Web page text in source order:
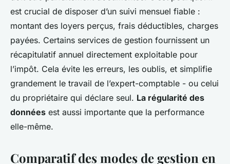
est crucial de disposer d’un suivi mensuel fiable :
montant des loyers perçus, frais déductibles, charges
payées. Certains services de gestion fournissent un
récapitulatif annuel directement exploitable pour
l’impôt. Cela évite les erreurs, les oublis, et simplifie
grandement le travail de l’expert-comptable - ou celui
du propriétaire qui déclare seul. La régularité des
données est aussi importante que la performance
elle-même.
Comparatif des modes de gestion en